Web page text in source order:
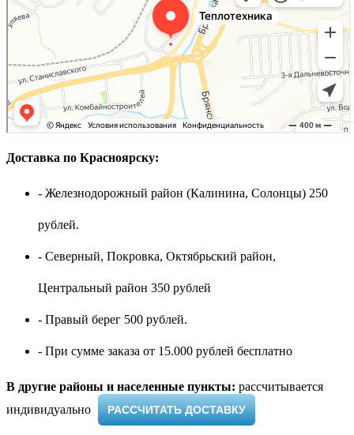
Доставка по Красноярску:
- Железнодорожный район (Калинина, Солонцы) 250
рублей.
- Северный, Покровка, Октябрьский район,
Центральный район 350 рублей
- Правый берег 500 рублей.
- При сумме заказа от 15.000 рублей бесплатно
В другие районы и населенные пункты: рассчитывается
индивидуально ​
РАССЧИТАТЬ ДОСТАВКУ